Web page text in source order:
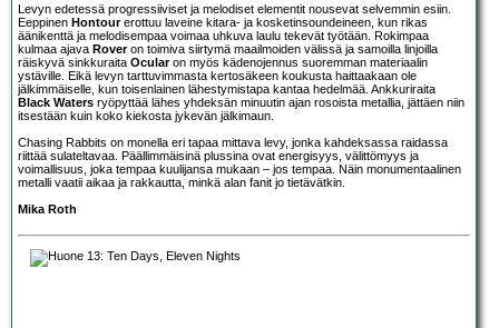
Levyn edetessä progressiiviset ja melodiset elementit nousevat selvemmin esiin.
Eeppinen Hontourerottuu laveine kitara- ja kosketinsoundeineen, kun rikas
äänikenttä ja melodisempaa voimaa uhkuva laulu tekevät työtään. Rokimpaa
kulmaa ajava Roveron toimiva siirtymä maailmoiden välissä ja samoilla linjoilla
räiskyvä sinkkuraita Ocularon myös kädenojennus suoremman materiaalin
ystäville. Eikä levyn tarttuvimmasta kertosäkeen koukusta haittaakaan ole
jälkimmäiselle, kun toisenlainen lähestymistapa kantaa hedelmää. Ankkuriraita
Black Waters ryöpyttää lähes yhdeksän minuutin ajan rosoista metallia, jättäen niin
itsestään kuin koko kiekosta jykevän jälkimaun.
Chasing Rabbits on monella eri tapaa mittava levy, jonka kahdeksassa raidassa
riittää sulateltavaa. Päällimmäisinä plussina ovat energisyys, välittömyys ja
voimallisuus, joka tempaa kuulijansa mukaan – jos tempaa. Näin monumentaalinen
metalli vaatii aikaa ja rakkautta, minkä alan fanit jo tietävätkin.
Mika Roth